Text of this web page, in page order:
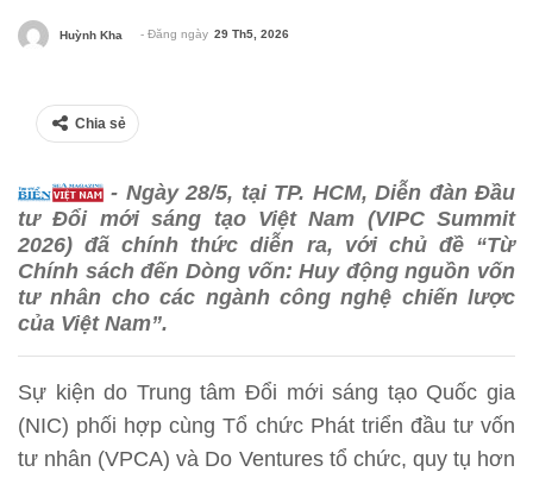
Huỳnh Kha - Đăng ngày 29 Th5, 2026
Chia sẻ
- Ngày 28/5, tại TP. HCM, Diễn đàn Đầu
tư Đổi mới sáng tạo Việt Nam (VIPC Summit
2026) đã chính thức diễn ra, với chủ đề “Từ
Chính sách đến Dòng vốn: Huy động nguồn vốn
tư nhân cho các ngành công nghệ chiến lược
của Việt Nam”.
Sự kiện do Trung tâm Đổi mới sáng tạo Quốc gia
(NIC) phối hợp cùng Tổ chức Phát triển đầu tư vốn
tư nhân (VPCA) và Do Ventures tổ chức, quy tụ hơn